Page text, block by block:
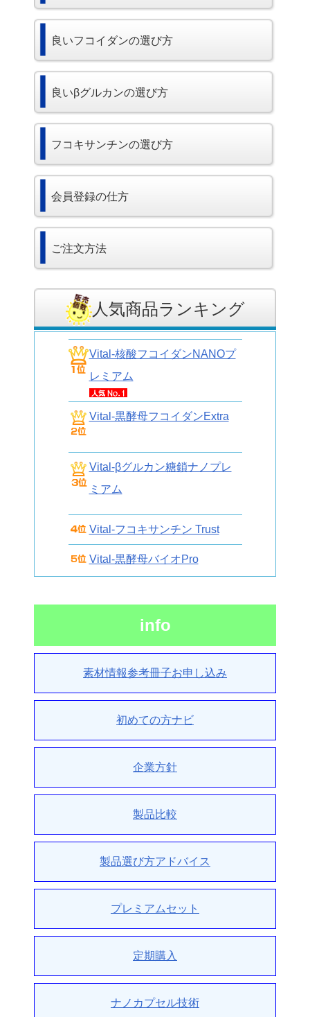
良いフコイダンの選び方
良いβグルカンの選び方
フコキサンチンの選び方
会員登録の仕方
ご注文方法
人気商品ランキング
Vital-核酸フコイダンNANOプ
レミアム
Vital-黒酵母フコイダンExtra
Vital-βグルカン糖鎖ナノプレ
ミアム
Vital-フコキサンチン Trust
Vital-黒酵母バイオPro
info
素材情報参考冊子お申し込み
初めての方ナビ
企業方針
製品比較
製品選び方アドバイス
プレミアムセット
定期購入
ナノカプセル技術